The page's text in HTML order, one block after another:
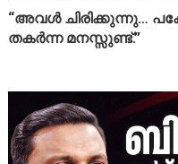
“അവൾ ചിരിക്കുന്നു…
തകർന്ന മനസ്സുണ്ട്.”